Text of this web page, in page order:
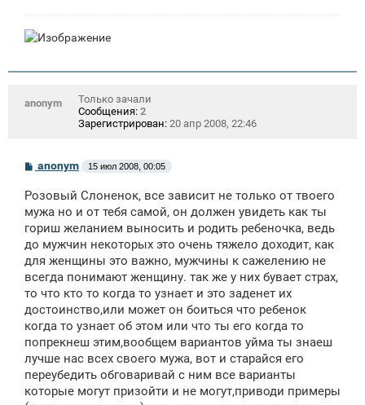
anonym
Только зачали
Сообщения: 2
Зарегистрирован: 20 апр 2008, 22:46
С
б
щ
е
н
и
anonym 15 июл 2008, 00:05
Розовый Слоненок, все зависит не только от твоего
мужа но и от тебя самой, он должен увидеть как ты
гориш желанием выносить и родить ребеночка, ведь
до мужчин некоторых это очень тяжело доходит, как
для женщины это важно, мужчины к сажелению не
всегда понимают женщину. так же у них бувает страх,
то что кто то когда то узнает и это заденет их
достоинство,или может он боиться что ребенок
когда то узнает об этом или что ты его когда то
попрекнеш этим,вообщем вариантов уйма ты знаеш
лучше нас всех своего мужа, вот и старайся его
переубедить обговаривай с ним все варианты
которые могут призойти и не могут,приводи примеры